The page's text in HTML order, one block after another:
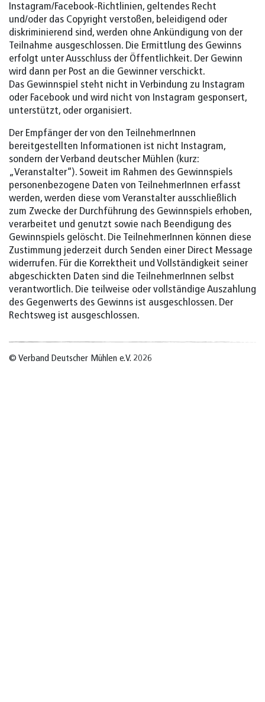
Instagram/Facebook-Richtlinien, geltendes Recht
und/oder das Copyright verstoßen, beleidigend oder
diskriminierend sind, werden ohne Ankündigung von der
Teilnahme ausgeschlossen.⁠ Die Ermittlung des Gewinns
erfolgt unter Ausschluss der Öffentlichkeit. Der Gewinn
wird dann per Post an die Gewinner verschickt.
Das Gewinnspiel steht nicht in Verbindung zu Instagram
oder Facebook und wird nicht von Instagram gesponsert,
unterstützt, oder organisiert.⁠⁠
Der Empfänger der von den TeilnehmerInnen
bereitgestellten Informationen ist nicht Instagram,
sondern der Verband deutscher Mühlen (kurz:
„Veranstalter“). Soweit im Rahmen des Gewinnspiels
personenbezogene Daten von TeilnehmerInnen erfasst
werden, werden diese vom Veranstalter ausschließlich
zum Zwecke der Durchführung des Gewinnspiels erhoben,
verarbeitet und genutzt sowie nach Beendigung des
Gewinnspiels gelöscht. Die TeilnehmerInnen können diese
Zustimmung jederzeit durch Senden einer Direct Message
widerrufen. Für die Korrektheit und Vollständigkeit seiner
abgeschickten Daten sind die TeilnehmerInnen selbst
verantwortlich.⁠ Die teilweise oder vollständige Auszahlung
des Gegenwerts des Gewinns ist ausgeschlossen.⁠ Der
Rechtsweg ist ausgeschlossen.
© Verband Deutscher Mühlen e.V. 2026